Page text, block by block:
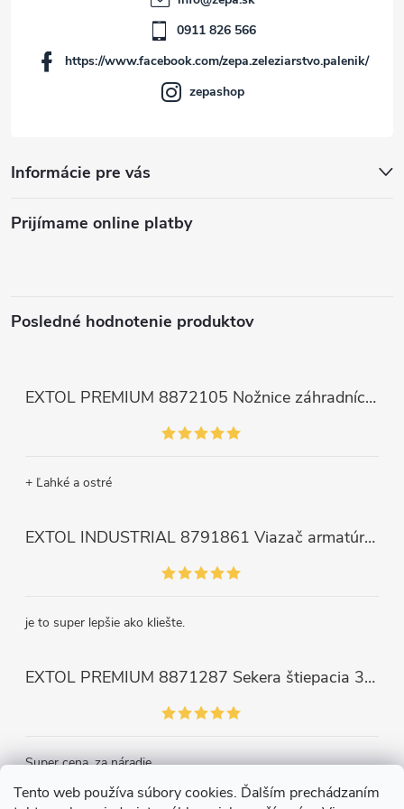
Tento web používa súbory cookies. Ďalším prechádzaním
Informácie pre vás
0911 826 566
https://www.facebook.com/zepa.zeleziarstvo.palenik/
zepashop
Prijímame online platby
Posledné hodnotenie produktov
EXTOL PREMIUM 8872105 Nožnice záhradnícke dlhé úzke, 200mm, max. prestrih Ø6mm
+ Ľahké a ostré
EXTOL INDUSTRIAL 8791861 Viazač armatúr aku Share20V, bez aku, drôt 0,8mm, oko 8-34mm, bezuhlíkový motor
je to super lepšie ako kliešte.
EXTOL PREMIUM 8871287 Sekera štiepacia 3500g, nylónová násada 910mm
Super cena, za náradie.